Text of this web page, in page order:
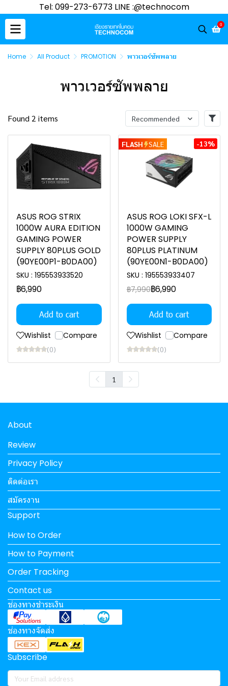
Tel: 099-273-6773 LINE :@technocom
0
Home All Product PROMOTION พาวเวอร์ซัพพลาย
พาวเวอร์ซัพพลาย
Found 2 items Recommended
ASUS ROG STRIX
1000W AURA EDITION
GAMING POWER
SUPPLY 80PLUS GOLD
(90YE00P1-B0DA00)
SKU : 195553933520
฿6,990
Add to cart
Wishlist Compare
(0)
FLASH SALE -13%
ASUS ROG LOKI SFX-L
1000W GAMING
POWER SUPPLY
80PLUS PLATINUM
(90YE00N1-B0DA00)
SKU : 195553933407
฿7,990฿6,990
Add to cart
Wishlist Compare
(0)
1
About
Review
Privacy Policy
ติดต่อเรา
สมัครงาน
Support
How to Order
How to Payment
Order Tracking
Contact us
ช่องทางชำระเงิน
ช่องทางจัดส่ง
Subscribe